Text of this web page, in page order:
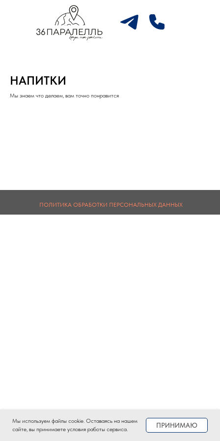
Мы используем файлы сookie. Оставаясь на нашем
сайте, вы принимаете условия работы сервиса.
ПРИНИМАЮ
НАПИТКИ
Мы знаем что делаем, вам точно понравится
ПОЛИТИКА ОБРАБОТКИ ПЕРСОНАЛЬНЫХ ДАННЫХ